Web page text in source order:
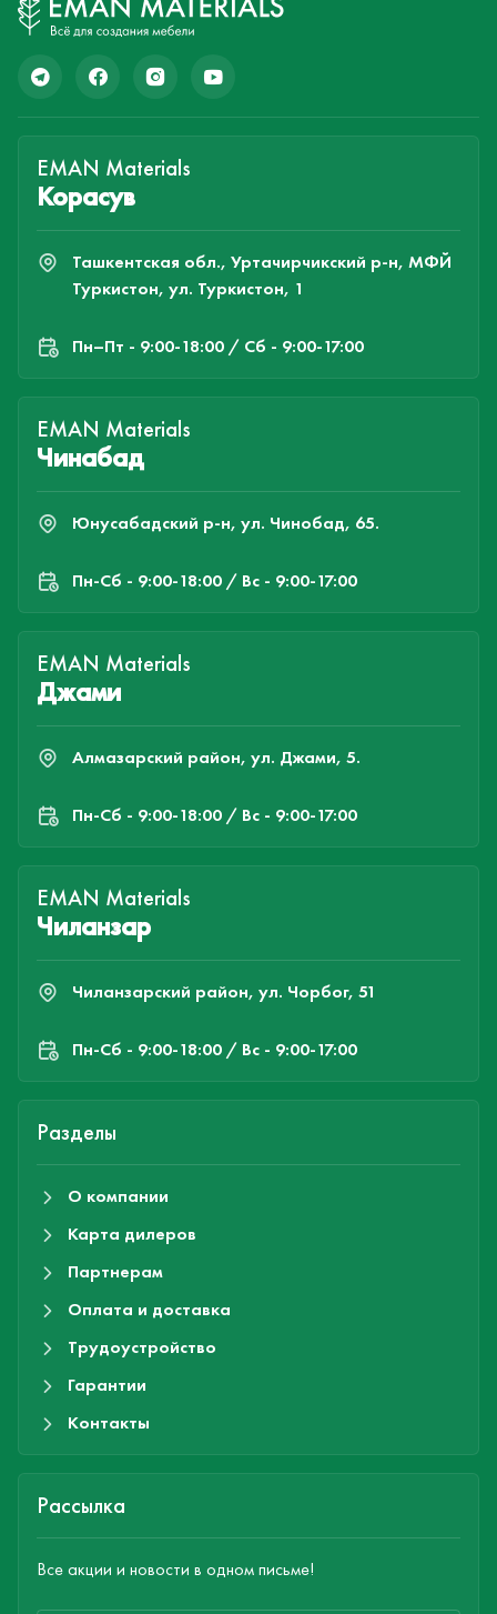
EMAN Materials
Корасув
Ташкентская обл., Уртачирчикский р-н, МФЙ
Туркистон, ул. Туркистон, 1
Пн–Пт - 9:00-18:00 / Сб - 9:00-17:00
EMAN Materials
Чинабад
Юнусабадский р-н, ул. Чинобад, 65.
Пн-Cб - 9:00-18:00 / Вс - 9:00-17:00
EMAN Materials
Джами
Алмазарский район, ул. Джами, 5.
Пн-Cб - 9:00-18:00 / Вс - 9:00-17:00
EMAN Materials
Чиланзар
Чиланзарский район, ул. Чорбог, 51
Пн-Cб - 9:00-18:00 / Вс - 9:00-17:00
Разделы
О компании
Карта дилеров
Партнерам
Оплата и доставка
Трудоустройство
Гарантии
Контакты
Рассылка
Все акции и новости в одном письме!